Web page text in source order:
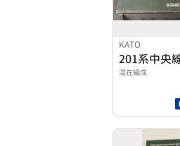
KATO
混在編成